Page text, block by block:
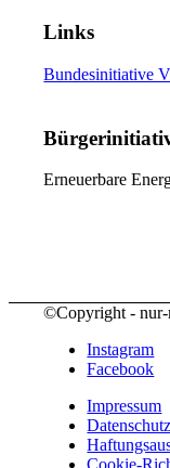
Links
Bundesinitiative
Erneuerbare
©Copyright -
Instagram
Facebook
Impressum